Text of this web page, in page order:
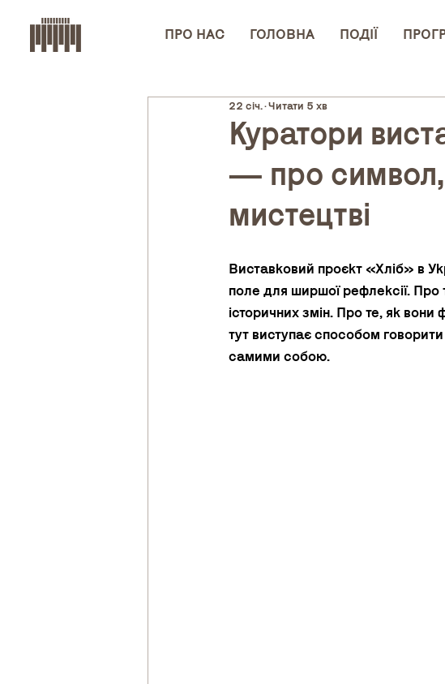
ПРО НАС ГОЛОВНА ПОДІЇ
Куратори
— про символ,
мистецтві
22 січ. Читати 5 хв
Виставковий проєкт «Хліб» в
поле для ширшої рефлексії. Про
історичних змін. Про те, як вони
тут виступає способом
самими собою.